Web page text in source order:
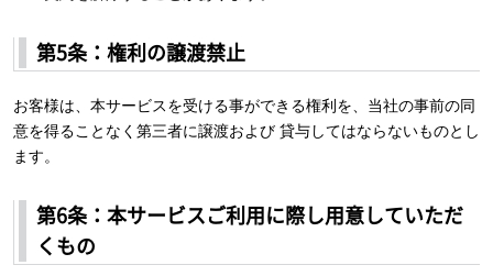
第5条：権利の譲渡禁止
お客様は、本サービスを受ける事ができる権利を、当社の事前の同
意を得ることなく第三者に譲渡および 貸与してはならないものとし
ます。
第6条：本サービスご利用に際し用意していただ
くもの